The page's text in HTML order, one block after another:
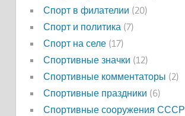
Спорт в филателии (20)
Спорт и политика (7)
Спорт на селе(17)
Спортивные значки (12)
Спортивные комментаторы (2)
Спортивные праздники (6)
Спортивные сооружения СССР